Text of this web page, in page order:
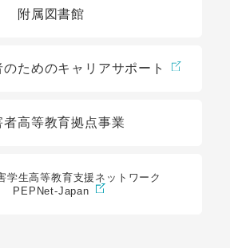
附属図書館
ためのキャリアサポート
者高等教育拠点事業
学生高等教育支援ネットワーク
PEPNet-Japan